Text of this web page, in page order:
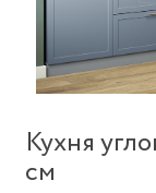
Кухня
см